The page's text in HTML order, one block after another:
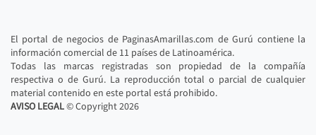
El portal de negocios de PaginasAmarillas.com de Gurú contiene la
información comercial de 11 países de Latinoamérica.
Todas las marcas registradas son propiedad de la compañía
respectiva o de Gurú. La reproducción total o parcial de cualquier
material contenido en este portal está prohibido.
AVISO LEGAL© Copyright2026